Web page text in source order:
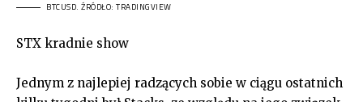
BTCUSD. ŹRÓDŁO: TRADINGVIEW
STX kradnie show
Jednym z najlepiej radzących sobie w ciągu ostatnich